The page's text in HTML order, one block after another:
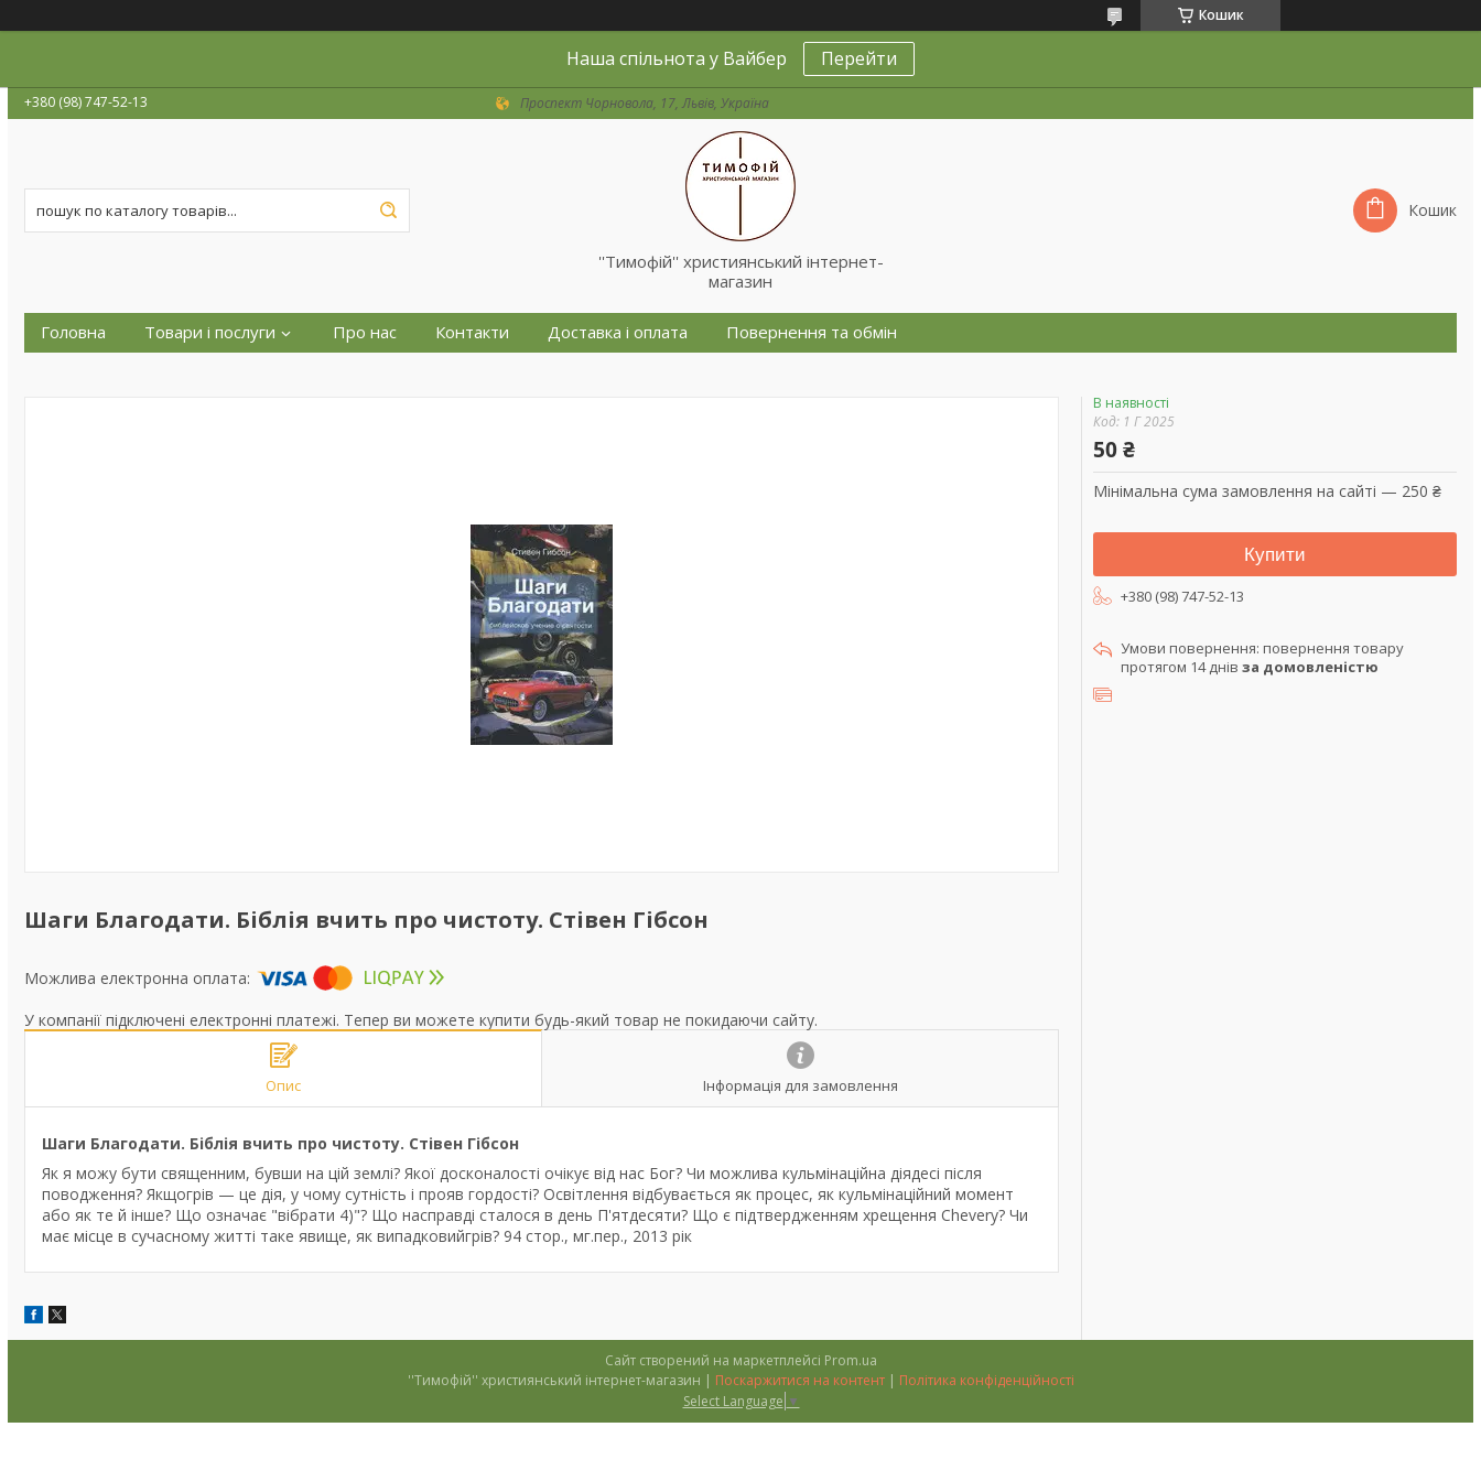
Кошик
Наша спільнота у Вайбер Перейти
+380 (98) 747-52-13 Проспект Чорновола, 17, Львів, Україна
''Тимофій'' християнський інтернет-
магазин
Кошик
Головна Товари і послуги Про нас Контакти Доставка і оплата Повернення та обмін
Шаги Благодати. Біблія вчить про чистоту. Стівен Гібсон
У компанії підключені електронні платежі. Тепер ви можете купити будь-який товар не покидаючи сайту.
Опис Інформація для замовлення
Шаги Благодати. Біблія вчить про чистоту. Стівен Гібсон
Як я можу бути священним, бувши на цій землі? Якої досконалості очікує від нас Бог? Чи можлива кульмінаційна діядесі після
поводження? Якщогрів — це дія, у чому сутність і прояв гордості? Освітлення відбувається як процес, як кульмінаційний момент
або як те й інше? Що означає "вібрати 4)"? Що насправді сталося в день П'ятдесяти? Що є підтвердженням хрещення Chevery? Чи
має місце в сучасному житті таке явище, як випадковийгрів? 94 стор., мг.пер., 2013 рік
В наявності
Код: 1 Г 2025
50 ₴
Мінімальна сума замовлення на сайті — 250 ₴
Купити
+380 (98) 747-52-13
повернення товару
протягом 14 днів за домовленістю
Сайт створений на маркетплейсі Prom.ua
''Тимофій'' християнський інтернет-магазин | Поскаржитися на контент | Політика конфіденційності
Select Language ▼